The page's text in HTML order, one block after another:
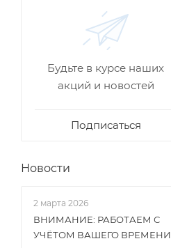
Будьте в курсе наших
акций и новостей
Подписаться
Новости
2 марта 2026
ВНИМАНИЕ: РАБОТАЕМ С
УЧЁТОМ ВАШЕГО ВРЕМЕНИ